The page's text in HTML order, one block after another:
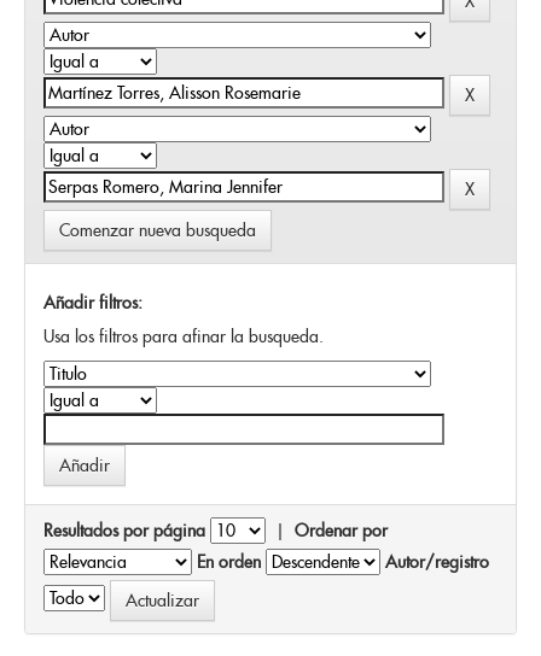
Comenzar nueva busqueda
Añadir filtros:
Usa los filtros para afinar la busqueda.
Resultados por página | Ordenar por
En orden
Autor/registro